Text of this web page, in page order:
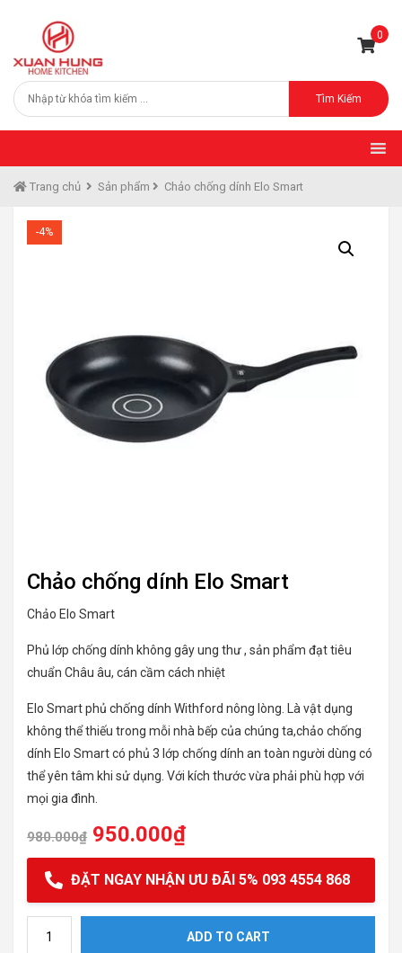
0
Tìm Kiếm
Trang chủ Sản phẩm Chảo chống dính Elo Smart
-4%
Chảo chống dính Elo Smart
Chảo Elo Smart
Phủ lớp chống dính không gây ung thư , sản phẩm đạt tiêu
chuẩn Châu âu, cán cầm cách nhiệt
Elo Smart phủ chống dính Withford nông lòng. Là vật dụng
không thể thiếu trong mỗi nhà bếp của chúng ta,chảo chống
dính Elo Smart có phủ 3 lớp chống dính an toàn người dùng có
thể yên tâm khi sử dụng. Với kích thước vừa phải phù hợp với
mọi gia đình.
980.000₫ 950.000₫
ĐẶT NGAY NHẬN ƯU ĐÃI 5% 093 4554 868
ADD TO CART